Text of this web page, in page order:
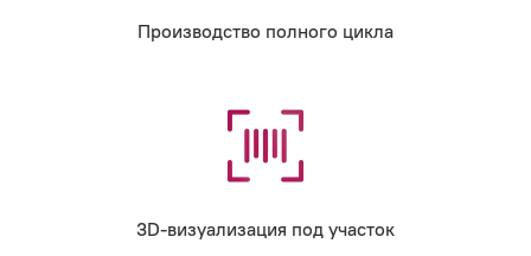
Производство полного цикла
3D-визуализация под участок